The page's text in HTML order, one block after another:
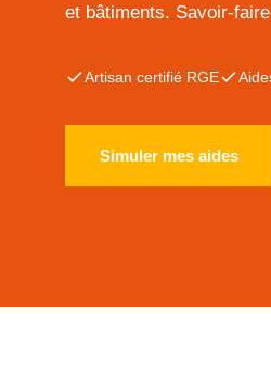
et bâtiments. Savoir-
Artisan certifié RGE
Simuler mes aides